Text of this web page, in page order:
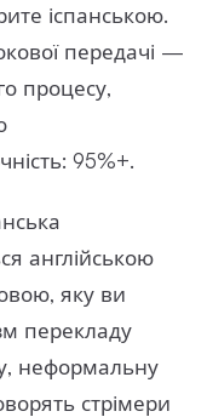
іспанською.
передачі —
процесу,
95%+.
англійською
яку ви
перекладу
неформальну
стрімери